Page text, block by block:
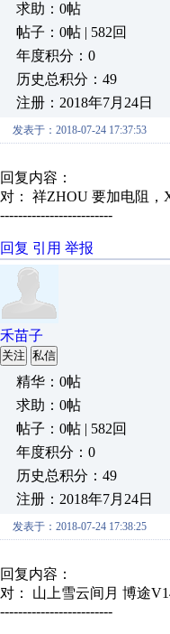
求助：0帖
帖子：0帖 | 582回
年度积分：0
历史总积分：49
注册：2018年7月24日
发表于：2018-07-24 17:37:53
回复内容：
对： 祥ZHOU 要加电阻，
-------------------------
回复 引用 举报
禾苗子
关注 私信
精华：0帖
求助：0帖
帖子：0帖 | 582回
年度积分：0
历史总积分：49
注册：2018年7月24日
发表于：2018-07-24 17:38:25
回复内容：
对： 山上雪云间月 博途
-------------------------